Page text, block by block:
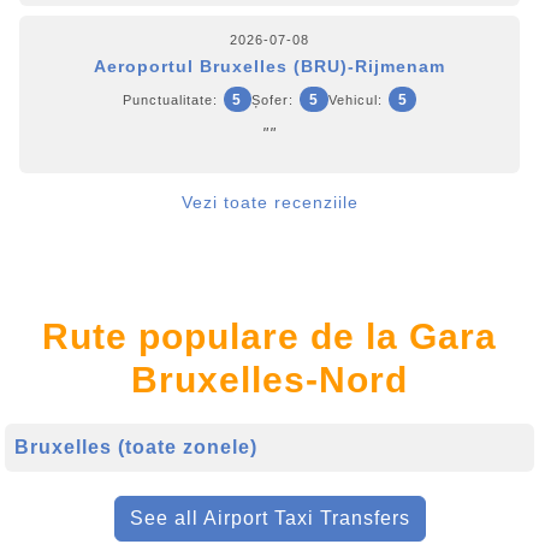
2026-07-08
Aeroportul Bruxelles (BRU)-Rijmenam
Punctualitate: 5 Șofer: 5 Vehicul: 5
""
Vezi toate recenziile
Rute populare de la Gara
Bruxelles-Nord
Bruxelles (toate zonele)
See all Airport Taxi Transfers